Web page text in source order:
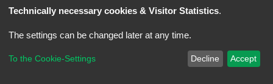
Technically necessary cookies & Visitor Statistics.
The settings can be changed later at any time.
To the Cookie-Settings Decline Accept